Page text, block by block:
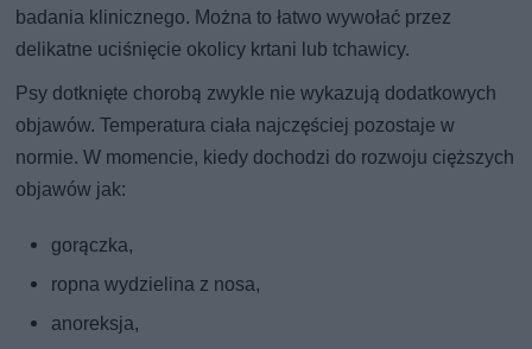
badania klinicznego. Można to łatwo wywołać przez
delikatne uciśnięcie okolicy krtani lub tchawicy.
Psy dotknięte chorobą zwykle nie wykazują dodatkowych
objawów. Temperatura ciała najczęściej pozostaje w
normie. W momencie, kiedy dochodzi do rozwoju cięższych
objawów jak:
gorączka,
ropna wydzielina z nosa,
anoreksja,